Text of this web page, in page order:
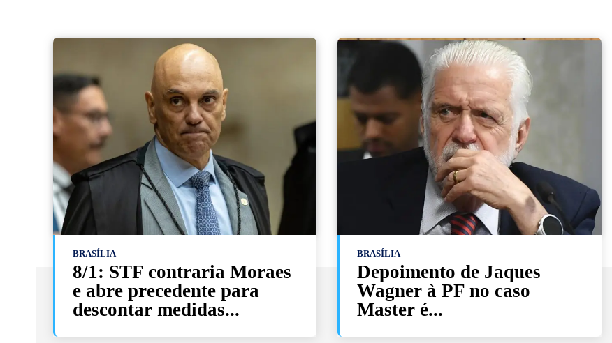
BRASÍLIA
8/1: STF contraria Moraes
e abre precedente para
descontar medidas...
BRASÍLIA
Depoimento de Jaques
Wagner à PF no caso
Master é...